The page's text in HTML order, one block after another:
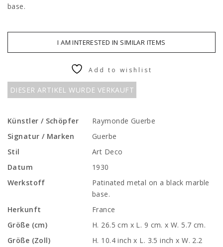
base.
I AM INTERESTED IN SIMILAR ITEMS
DIESER ARTIKEL WURDE VERKAUFT
Add to wishlist
Künstler / Schöpfer
Raymonde Guerbe
Signatur / Marken
Guerbe
Stil
Art Deco
Datum
1930
Werkstoff
Patinated metal on a black marble
base.
Herkunft
France
Größe (cm)
H. 26.5 cm x L. 9 cm. x W. 5.7 cm.
Größe (Zoll)
H. 10.4 inch x L. 3.5 inch x W. 2.2